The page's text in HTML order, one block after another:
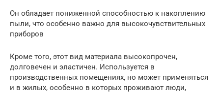
Он обладает пониженной способностью к накоплению
пыли, что особенно важно для высокочувствительных
приборов
Кроме того, этот вид материала высокопрочен,
долговечен и эластичен. Используется в
производственных помещениях, но может применяться
и в жилых, особенно в которых проживают люди,